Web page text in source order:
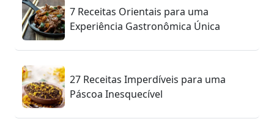
7 Receitas Orientais para uma
Experiência Gastronômica Única
27 Receitas Imperdíveis para uma
Páscoa Inesquecível